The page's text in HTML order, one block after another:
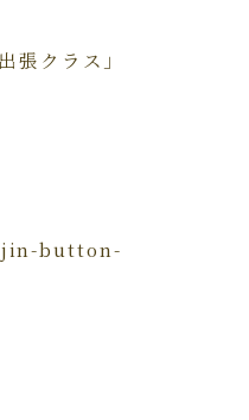
張クラス」
jin-button-